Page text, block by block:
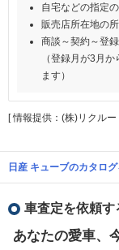
自宅などの指定
販売店所在地の
商談～契約～登
（登録月が3月
ます）
[ 情報提供：(株)リクルー
日産 キューブのカタロ
車査定を依頼す
あなたの愛車、